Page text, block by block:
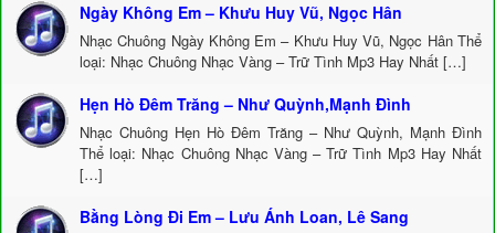
Ngày Không Em – Khưu Huy Vũ, Ngọc Hân
Nhạc Chuông Ngày Không Em – Khưu Huy Vũ, Ngọc Hân Thể
loại: Nhạc Chuông Nhạc Vàng – Trữ Tình Mp3 Hay Nhất […]
Hẹn Hò Đêm Trăng – Như Quỳnh,Mạnh Đình
Nhạc Chuông Hẹn Hò Đêm Trăng – Như Quỳnh, Mạnh Đình
Thể loại: Nhạc Chuông Nhạc Vàng – Trữ Tình Mp3 Hay Nhất
[…]
Bằng Lòng Đi Em – Lưu Ánh Loan, Lê Sang